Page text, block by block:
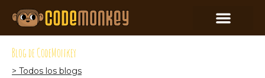
Blog de CodeMonkey
> Todos los blogs